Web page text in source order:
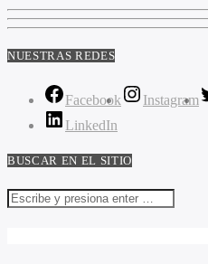
NUESTRAS REDES
Facebook Instagram
LinkedIn
BUSCAR EN EL SITIO